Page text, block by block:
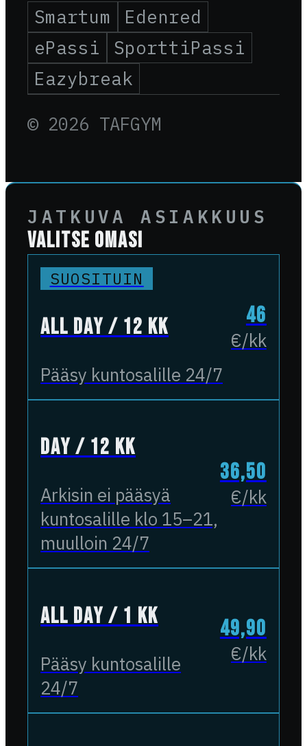
Smartum
Edenred
ePassi
SporttiPassi
Eazybreak
© 2026 TAFGYM
JATKUVA ASIAKKUUS
VALITSE OMASI
SUOSITUIN
All Day / 12 kk
Pääsy kuntosalille 24/7
46
€/kk
Day / 12 kk
Arkisin ei pääsyä
kuntosalille klo 15–21,
muulloin 24/7
36,50
€/kk
All Day / 1 kk
Pääsy kuntosalille
24/7
49,90
€/kk